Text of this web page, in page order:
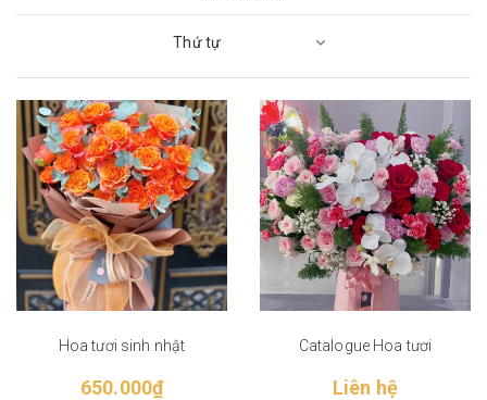
Thứ tự
Hoa tươi sinh nhật
650.000₫
Catalogue Hoa tươi
Liên hệ